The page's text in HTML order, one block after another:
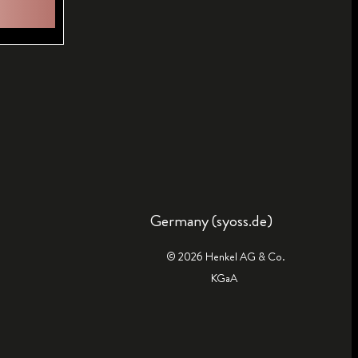
Germany (syoss.de)
© 2026 Henkel AG & Co.
KGaA